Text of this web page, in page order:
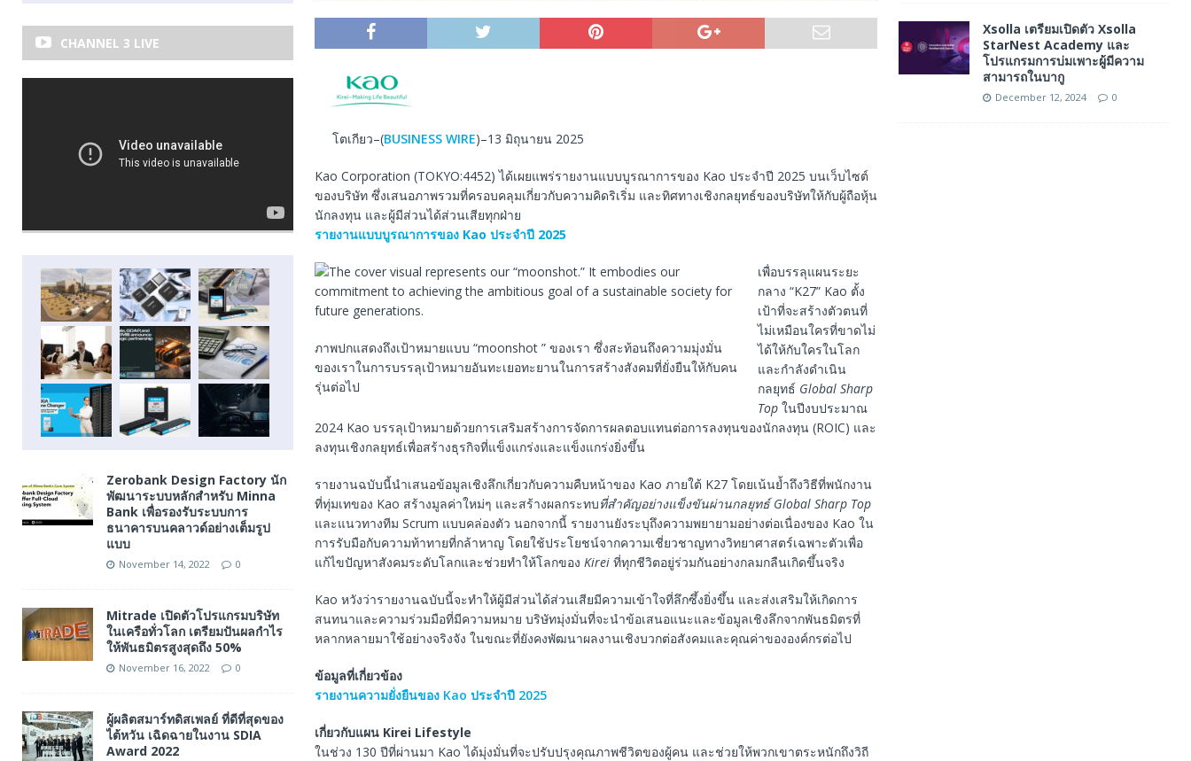
โตเกียว–(BUSINESS WIRE)–13 มิถุนายน 2025
Kao Corporation (TOKYO:4452) ได้เผยแพร่รายงานแบบบูรณาการของ Kao ประจำปี 2025 บนเว็บไซต์
ของบริษัท ซึ่งเสนอภาพรวมที่ครอบคลุมเกี่ยวกับความคิดริเริ่ม และทิศทางเชิงกลยุทธ์ของบริษัทให้กับผู้ถือหุ้น
นักลงทุน และผู้มีส่วนได้ส่วนเสียทุกฝ่าย
รายงานแบบบูรณาการของKao ประจำปี2025
ภาพปกแสดงถึงเป้าหมายแบบ “moonshot ” ของเรา ซึ่งสะท้อนถึงความมุ่งมั่น
ของเราในการบรรลุเป้าหมายอันทะเยอทะยานในการสร้างสังคมที่ยั่งยืนให้กับคน
รุ่นต่อไป
เพื่อบรรลุแผนระยะ
กลาง “K27” Kao ตั้ง
เป้าที่จะสร้างตัวตนที่
ไม่เหมือนใครที่ขาดไม่
ได้ให้กับใครในโลก
และกำลังดำเนิน
กลยุทธ์ Global Sharp
Topในปีงบประมาณ
2024 Kao บรรลุเป้าหมายด้วยการเสริมสร้างการจัดการผลตอบแทนต่อการลงทุนของนักลงทุน (ROIC) และ
ลงทุนเชิงกลยุทธ์เพื่อสร้างธุรกิจที่แข็งแกร่งและแข็งแกร่งยิ่งขึ้น
รายงานฉบับนี้นำเสนอข้อมูลเชิงลึกเกี่ยวกับความคืบหน้าของ Kao ภายใต้ K27 โดยเน้นย้ำถึงวิธีที่พนักงาน
ที่ทุ่มเทของ Kao สร้างมูลค่าใหม่ๆ และสร้างผลกระทบที่สำคัญอย่างแข็งขันผ่านกลยุทธ์ Global Sharp Top
และแนวทางทีม Scrum แบบคล่องตัว นอกจากนี้ รายงานยังระบุถึงความพยายามอย่างต่อเนื่องของ Kao ใน
การรับมือกับความท้าทายที่กล้าหาญ โดยใช้ประโยชน์จากความเชี่ยวชาญทางวิทยาศาสตร์เฉพาะตัวเพื่อ
แก้ไขปัญหาสังคมระดับโลกและช่วยทำให้โลกของ Kirei ที่ทุกชีวิตอยู่ร่วมกันอย่างกลมกลืนเกิดขึ้นจริง
Kao หวังว่ารายงานฉบับนี้จะทำให้ผู้มีส่วนได้ส่วนเสียมีความเข้าใจที่ลึกซึ้งยิ่งขึ้น และส่งเสริมให้เกิดการ
สนทนาและความร่วมมือที่มีความหมาย บริษัทมุ่งมั่นที่จะนำข้อเสนอแนะและข้อมูลเชิงลึกจากพันธมิตรที่
หลากหลายมาใช้อย่างจริงจัง ในขณะที่ยังคงพัฒนาผลงานเชิงบวกต่อสังคมและคุณค่าขององค์กรต่อไป
ข้อมูลที่เกี่ยวข้อง
รายงานความยั่งยืนของ Kao ประจำปี 2025
เกี่ยวกับแผน Kirei Lifestyle
ในช่วง 130 ปีที่ผ่านมา Kao ได้มุ่งมั่นที่จะปรับปรุงคุณภาพชีวิตของผู้คน และช่วยให้พวกเขาตระหนักถึงวิถี
CHANNEL 3 LIVE
Zerobank Design Factory นัก
พัฒนาระบบหลักสำหรับ Minna
Bank เพื่อรองรับระบบการ
ธนาคารบนคลาวด์อย่างเต็มรูป
แบบ
November 14, 2022 0
Mitrade เปิดตัวโปรแกรมบริษัท
ในเครือทั่วโลก เตรียมปันผลกำไร
ให้พันธมิตรสูงสุดถึง 50%
November 16, 2022 0
ผู้ผลิตสมาร์ทดิสเพลย์ ที่ดีที่สุดของ
ไต้หวัน เฉิดฉายในงาน SDIA
Award 2022
Xsolla เตรียมเปิดตัว Xsolla
StarNest Academy และ
โปรแกรมการบ่มเพาะผู้มีความ
สามารถในบากู
December 12, 2024 0